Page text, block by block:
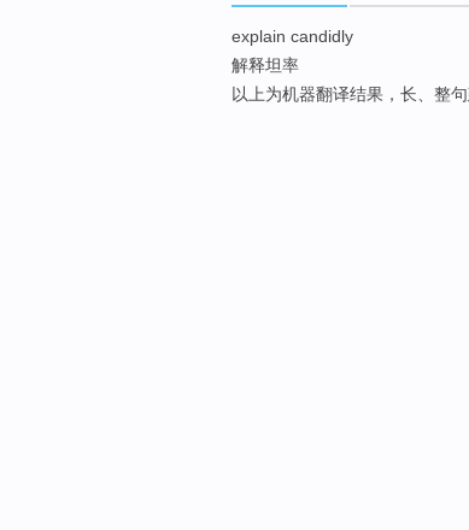
explain candidly
解释坦率
以上为机器翻译结果，长、整